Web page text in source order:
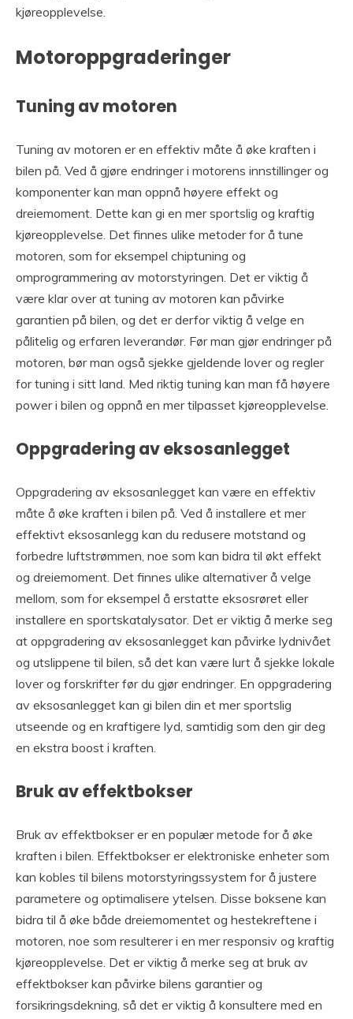
kjøreopplevelse.
Motoroppgraderinger
Tuning av motoren
Tuning av motoren er en effektiv måte å øke kraften i
bilen på. Ved å gjøre endringer i motorens innstillinger og
komponenter kan man oppnå høyere effekt og
dreiemoment. Dette kan gi en mer sportslig og kraftig
kjøreopplevelse. Det finnes ulike metoder for å tune
motoren, som for eksempel chiptuning og
omprogrammering av motorstyringen. Det er viktig å
være klar over at tuning av motoren kan påvirke
garantien på bilen, og det er derfor viktig å velge en
pålitelig og erfaren leverandør. Før man gjør endringer på
motoren, bør man også sjekke gjeldende lover og regler
for tuning i sitt land. Med riktig tuning kan man få høyere
power i bilen og oppnå en mer tilpasset kjøreopplevelse.
Oppgradering av eksosanlegget
Oppgradering av eksosanlegget kan være en effektiv
måte å øke kraften i bilen på. Ved å installere et mer
effektivt eksosanlegg kan du redusere motstand og
forbedre luftstrømmen, noe som kan bidra til økt effekt
og dreiemoment. Det finnes ulike alternativer å velge
mellom, som for eksempel å erstatte eksosrøret eller
installere en sportskatalysator. Det er viktig å merke seg
at oppgradering av eksosanlegget kan påvirke lydnivået
og utslippene til bilen, så det kan være lurt å sjekke lokale
lover og forskrifter før du gjør endringer. En oppgradering
av eksosanlegget kan gi bilen din et mer sportslig
utseende og en kraftigere lyd, samtidig som den gir deg
en ekstra boost i kraften.
Bruk av effektbokser
Bruk av effektbokser er en populær metode for å øke
kraften i bilen. Effektbokser er elektroniske enheter som
kan kobles til bilens motorstyringssystem for å justere
parametere og optimalisere ytelsen. Disse boksene kan
bidra til å øke både dreiemomentet og hestekreftene i
motoren, noe som resulterer i en mer responsiv og kraftig
kjøreopplevelse. Det er viktig å merke seg at bruk av
effektbokser kan påvirke bilens garantier og
forsikringsdekning, så det er viktig å konsultere med en